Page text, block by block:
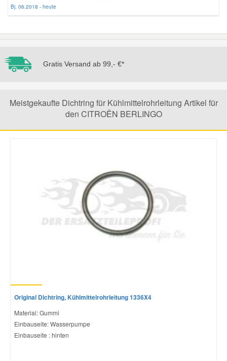
Bj. 06.2018 - heute
Gratis Versand ab 99,- €*
Meistgekaufte Dichtring für Kühlmittelrohrleitung Artikel für
den CITROËN BERLINGO
Original Dichtring, Kühlmittelrohrleitung 1336X4
Material: Gummi
Einbauseite: Wasserpumpe
Einbauseite : hinten
Mazda Ersatzteile
Mercedes Ersatzteile
Mini Ersatzteile
Mitsubishi Ersatzteile
Seat Ersatzteile
Skoda Ersatzteile
Toyota Ersatzteile
Vauxhall Ersatzteile